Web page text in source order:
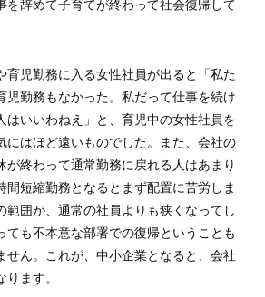
を辞めて子育てが終わって社会復帰して
育児勤務に入る女性社員が出ると「私た
児勤務もなかった。私だって仕事を続け
はいいわねえ」と、育児中の女性社員を
にはほど遠いものでした。また、会社の
が終わって通常勤務に戻れる人はあまり
間短縮勤務となるとまず配置に苦労しま
範囲が、通常の社員よりも狭くなってし
ても不本意な部署での復帰ということも
せん。これが、中小企業となると、会社
ます。